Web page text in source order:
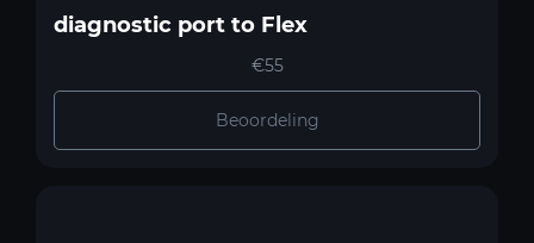
diagnostic port to Flex
€55
Beoordeling